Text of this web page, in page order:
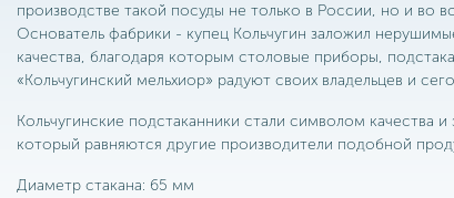
производстве такой посуды не только в России, но и во
Основатель фабрики - купец Кольчугин заложил
качества, благодаря которым столовые приборы,
«Кольчугинский мельхиор» радуют своих владельцев и
Кольчугинские подстаканники стали символом качества
который равняются другие производители подобной
Диаметр стакана: 65 мм